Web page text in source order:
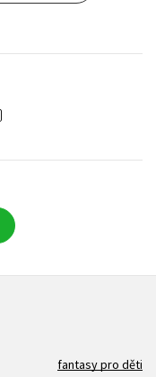
fantasy pro děti